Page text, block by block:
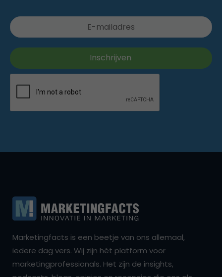
Marketingfacts is een beetje van ons allemaal,
iedere dag vers. Wij zijn hét platform voor
marketingprofessionals. Het zijn de insights,